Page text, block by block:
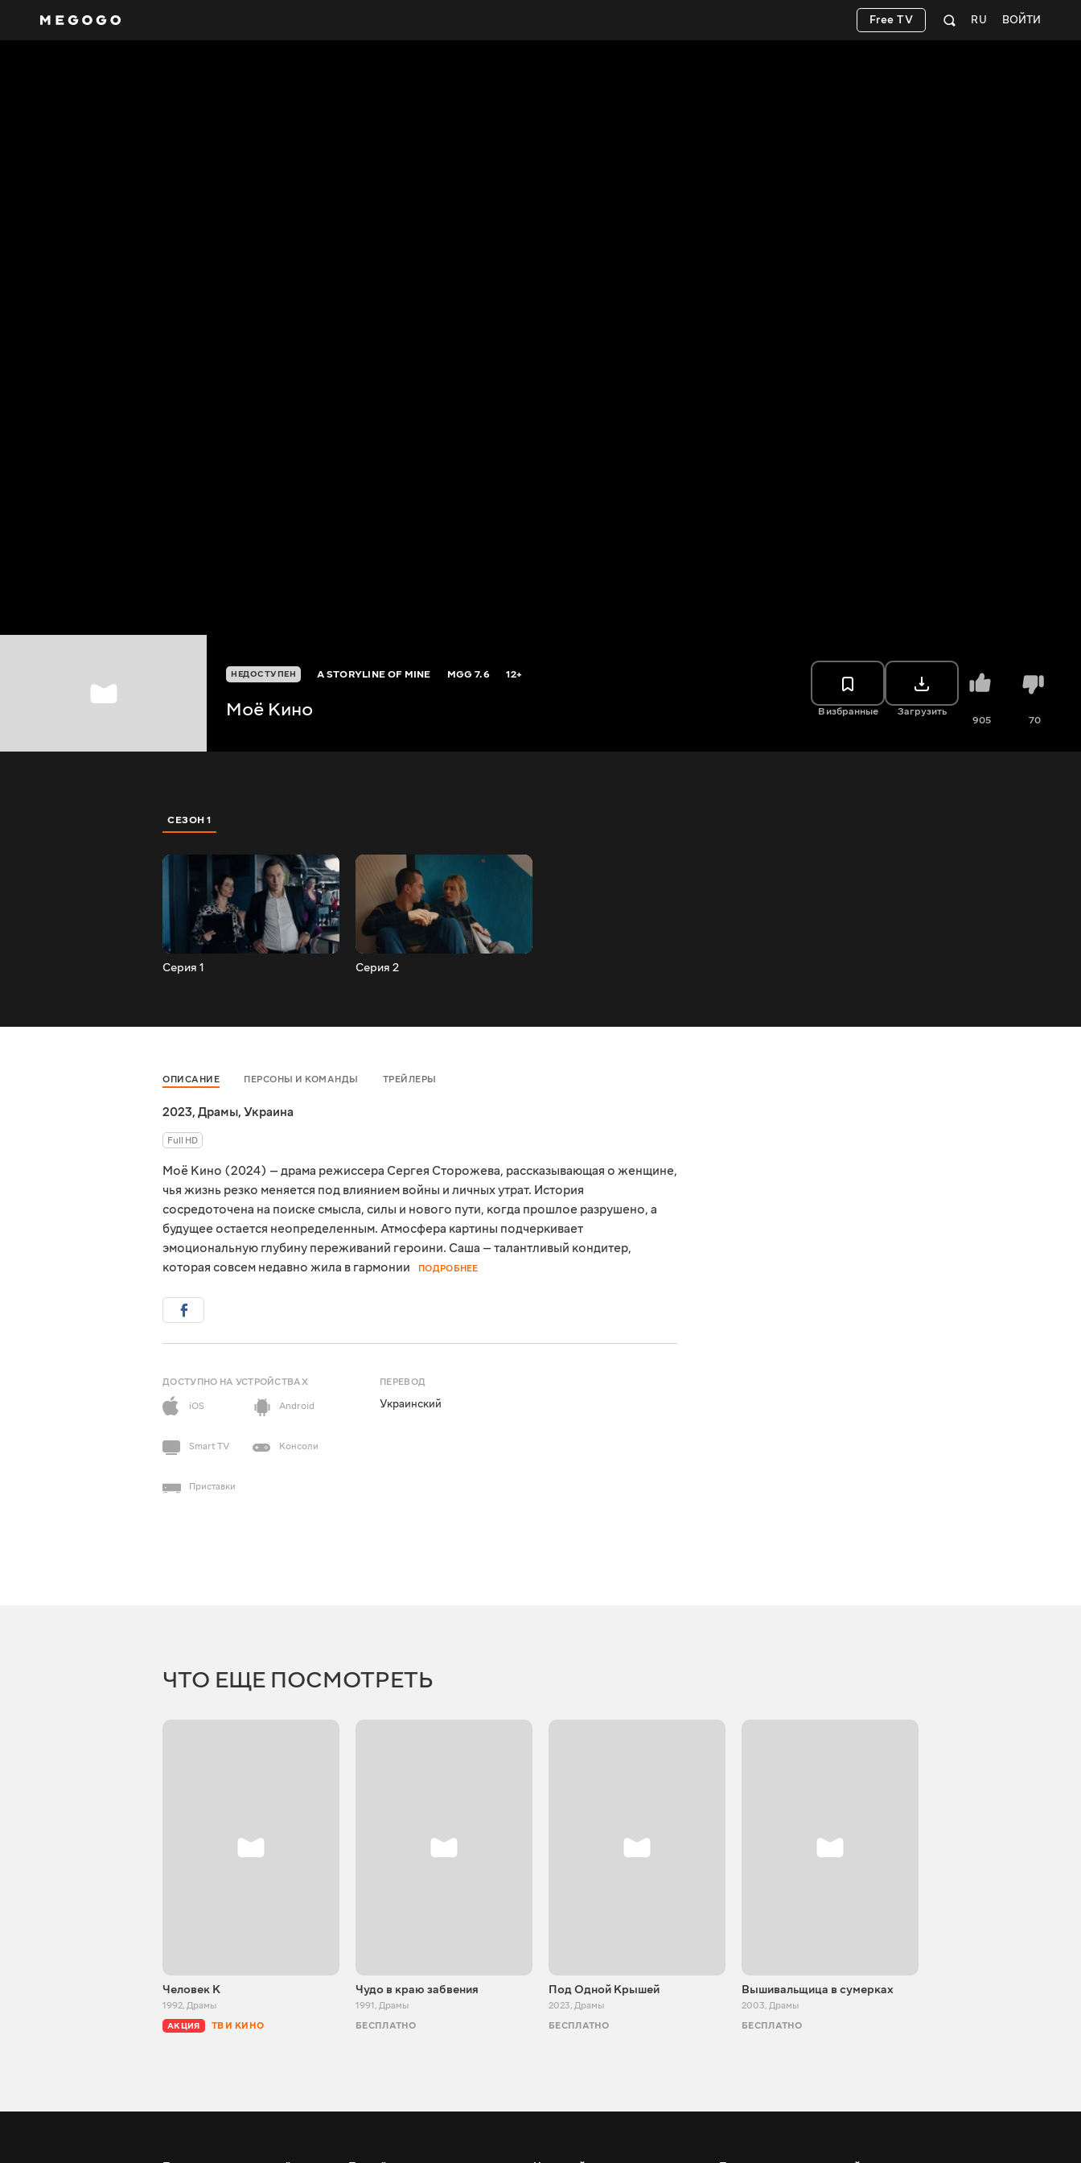
ВОЙТИ
RU
Free TV
НЕДОСТУПЕН A STORYLINE OF MINE MGG7.6 12+
Моё Кино В избранные Загрузить
905 70
СЕЗОН 1
Серия 1 Серия 2
ОПИСАНИЕ ПЕРСОНЫ И КОМАНДЫ ТРЕЙЛЕРЫ
2023, Драмы, Украина
Full HD
Моё Кино (2024) — драма режиссера Сергея Сторожева, рассказывающая о женщине,
чья жизнь резко меняется под влиянием войны и личных утрат. История
сосредоточена на поиске смысла, силы и нового пути, когда прошлое разрушено, а
будущее остается неопределенным. Атмосфера картины подчеркивает
эмоциональную глубину переживаний героини. Саша — талантливый кондитер,
которая совсем недавно жила в гармонии
ПОДРОБНЕЕ
ДОСТУПНО НА УСТРОЙСТВАХ
iOS
Android
Smart TV Консоли
Приставки
ПЕРЕВОД
Украинский
ЧТО ЕЩЕ ПОСМОТРЕТЬ
Человек К
1992, Драмы
АКЦИЯ ТВ И КИНО
Чудо в краю забвения
1991, Драмы
БЕСПЛАТНО
Под Одной Крышей
2023, Драмы
БЕСПЛАТНО
Вышивальщица в сумерках
2003, Драмы
БЕСПЛАТНО